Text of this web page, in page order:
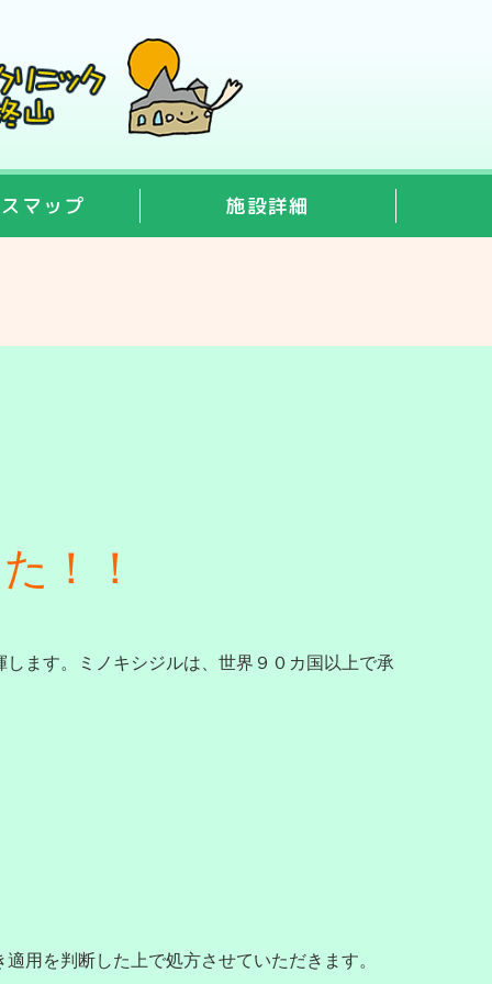
マップ 施設詳細
！！
ます。ミノキシジルは、世界９０カ国以上で承
用を判断した上で処方させていただきます。